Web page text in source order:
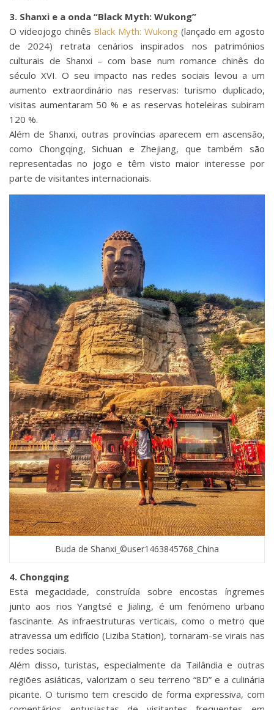
3. Shanxi e a onda “Black Myth: Wukong”
O videojogo chinês Black Myth: Wukong(lançado em agosto
de 2024) retrata cenários inspirados nos patrimónios
culturais de Shanxi – com base num romance chinês do
século XVI. O seu impacto nas redes sociais levou a um
aumento extraordinário nas reservas: turismo duplicado,
visitas aumentaram 50 % e as reservas hoteleiras subiram
120 %.
Além de Shanxi, outras províncias aparecem em ascensão,
como Chongqing, Sichuan e Zhejiang, que também são
representadas no jogo e têm visto maior interesse por
parte de visitantes internacionais.
Buda de Shanxi_©user1463845768_China
4. Chongqing
Esta megacidade, construída sobre encostas íngremes
junto aos rios Yangtsé e Jialing, é um fenómeno urbano
fascinante. As infraestruturas verticais, como o metro que
atravessa um edifício (Liziba Station), tornaram-se virais nas
redes sociais.
Além disso, turistas, especialmente da Tailândia e outras
regiões asiáticas, valorizam o seu terreno “8D” e a culinária
picante. O turismo tem crescido de forma expressiva, com